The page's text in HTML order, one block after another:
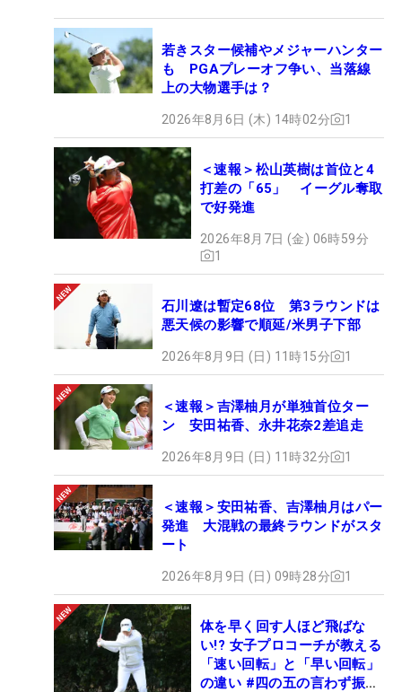
若きスター候補やメジャーハンター
も PGAプレーオフ争い、当落線
上の大物選手は？
2026年8月6日 (木) 14時02分 1
＜速報＞松山英樹は首位と4
打差の「65」 イーグル奪取
で好発進
2026年8月7日 (金) 06時59分
1
石川遼は暫定68位 第3ラウンドは
悪天候の影響で順延/米男子下部
2026年8月9日 (日) 11時15分 1
＜速報＞吉澤柚月が単独首位ター
ン 安田祐香、永井花奈2差追走
2026年8月9日 (日) 11時32分 1
＜速報＞安田祐香、吉澤柚月はパー
発進 大混戦の最終ラウンドがスタ
ート
2026年8月9日 (日) 09時28分 1
体を早く回す人ほど飛ばな
い!? 女子プロコーチが教える
「速い回転」と「早い回転」
の違い #四の五の言わず振り